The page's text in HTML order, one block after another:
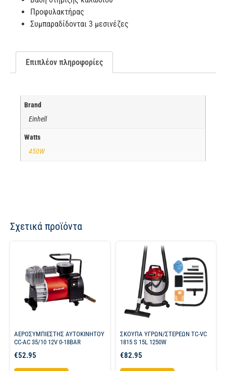
Προφυλακτήρας
Συμπαραδίδονται 3 μεσινέζες
Επιπλέον πληροφορίες
Brand
Einhell
Watts
450W
Σχετικά προϊόντα
ΑΕΡΟΣΥΜΠΙΕΣΤΗΣ ΑΥΤΟΚΙΝΗΤΟΥ
CC-AC 35/10 12V 0-18BAR
€52.95
ΣΚΟΥΠΑ ΥΓΡΩΝ/ΣΤΕΡΕΩΝ TC-VC
1815 S 15L 1250W
€82.95